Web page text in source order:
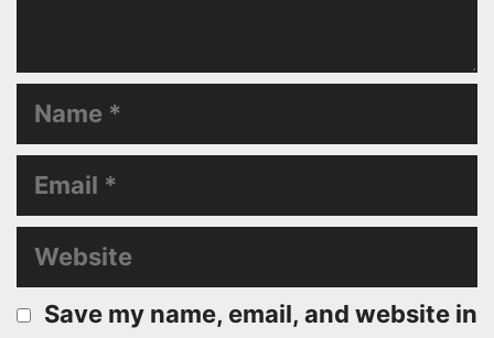
Name
Email
Website
Save my name, email, and website in